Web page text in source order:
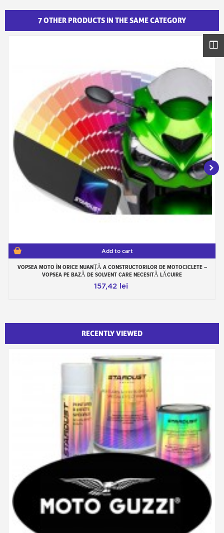
7 OTHER PRODUCTS IN THE SAME CATEGORY
Add to cart
VOPSEA MOTO ÎN ORICE NUANȚĂ A CONSTRUCTORILOR DE MOTOCICLETE –
VOPSEA PE BAZĂ DE SOLVENT CARE NECESITĂ LĂCUIRE
157,42 lei
RECENTLY VIEWED